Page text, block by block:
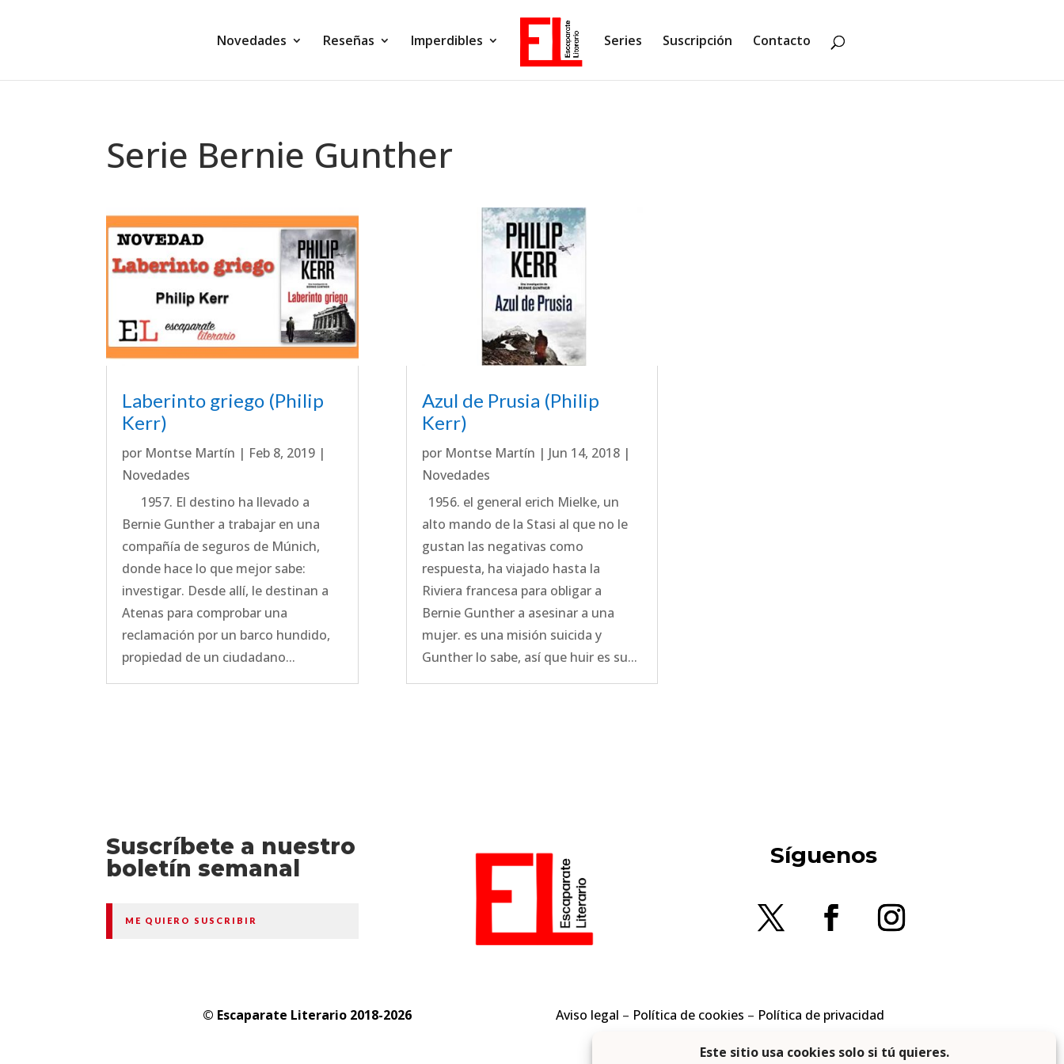
Novedades Reseñas Imperdibles Series Suscripción Contacto
Serie Bernie Gunther
Laberinto griego (Philip
Kerr)
por Montse Martín | Feb 8, 2019 |
Novedades
1957. El destino ha llevado a
Bernie Gunther a trabajar en una
compañía de seguros de Múnich,
donde hace lo que mejor sabe:
investigar. Desde allí, le destinan a
Atenas para comprobar una
reclamación por un barco hundido,
propiedad de un ciudadano...
Azul de Prusia (Philip
Kerr)
por Montse Martín | Jun 14, 2018|
Novedades
1956. el general erich Mielke, un
alto mando de la Stasi al que no le
gustan las negativas como
respuesta, ha viajado hasta la
Riviera francesa para obligar a
Bernie Gunther a asesinar a una
mujer. es una misión suicida y
Gunther lo sabe, así que huir es su...
Suscríbete a nuestro
boletín semanal
ME QUIERO SUSCRIBIR
Síguenos
© Escaparate Literario 2018-2026 Aviso legal – Política de cookies – Política de privacidad